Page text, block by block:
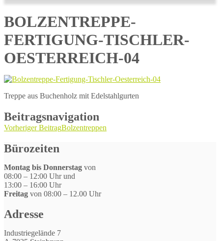
BOLZENTREPPE-
FERTIGUNG-TISCHLER-
OESTERREICH-04
Treppe aus Buchenholz mit Edelstahlgurten
Beitragsnavigation
Vorheriger BeitragBolzentreppen
Bürozeiten
Montag bis Donnerstag von
08:00 – 12:00 Uhr und
13:00 – 16:00 Uhr
Freitag von 08:00 – 12.00 Uhr
Adresse
Industriegelände 7